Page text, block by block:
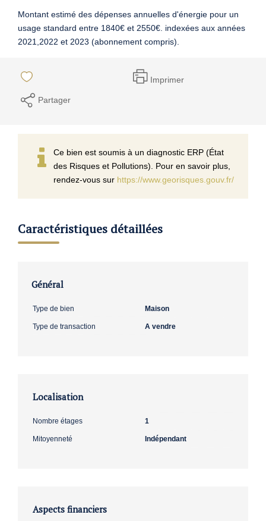
Montant estimé des dépenses annuelles d'énergie pour un
usage standard entre 1840€ et 2550€. indexées aux années
2021,2022 et 2023 (abonnement compris).
Imprimer
Partager
Ce bien est soumis à un diagnostic ERP (État
des Risques et Pollutions). Pour en savoir plus,
rendez-vous sur https://www.georisques.gouv.fr/
Caractéristiques détaillées
Général
Type de bien Maison
Type de transaction A vendre
Localisation
Nombre étages 1
Mitoyenneté Indépendant
Aspects financiers